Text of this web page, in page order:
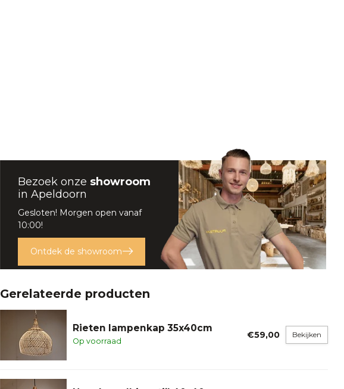
Bezoek onze showroom
in Apeldoorn
Gesloten! Morgen open vanaf
10:00!
Ontdek de showroom
Gerelateerde producten
Rieten lampenkap 35x40cm
Op voorraad
€59,00 Bekijken